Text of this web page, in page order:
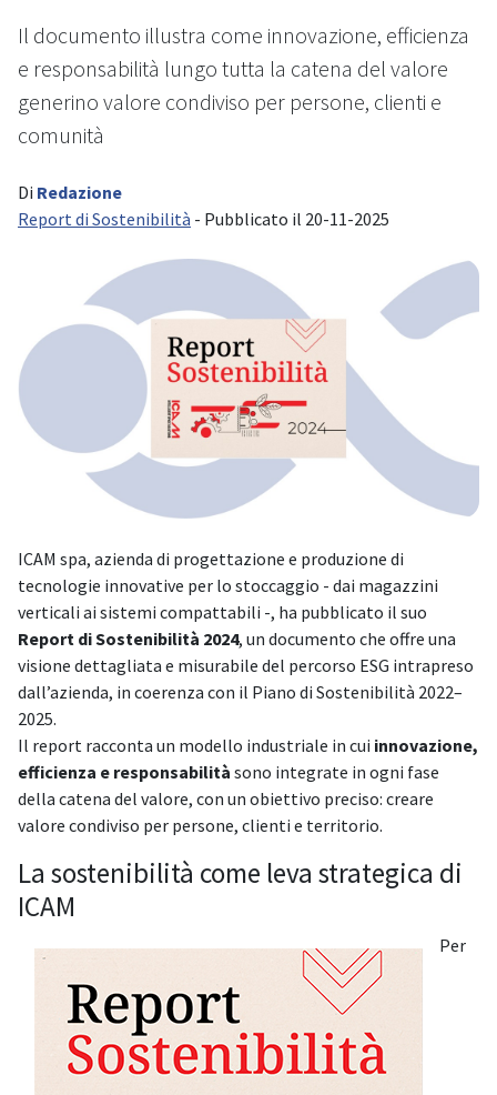
Il documento illustra come innovazione, efficienza
e responsabilità lungo tutta la catena del valore
generino valore condiviso per persone, clienti e
comunità
Di Redazione
Report di Sostenibilità - Pubblicato il 20-11-2025
ICAM spa, azienda di progettazione e produzione di
tecnologie innovative per lo stoccaggio - dai magazzini
verticali ai sistemi compattabili -, ha pubblicato il suo
Report di Sostenibilità 2024, un documento che offre una
visione dettagliata e misurabile del percorso ESG intrapreso
dall’azienda, in coerenza con il Piano di Sostenibilità 2022–
2025.
Il report racconta un modello industriale in cui innovazione,
efficienza e responsabilità sono integrate in ogni fase
della catena del valore, con un obiettivo preciso: creare
valore condiviso per persone, clienti e territorio.
La sostenibilità come leva strategica di
ICAM
Per